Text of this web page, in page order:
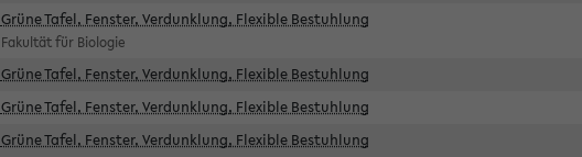
Grüne Tafel, Fenster, Verdunklung, Flexible Bestuhlung
Fakultät für Biologie
Grüne Tafel, Fenster, Verdunklung, Flexible Bestuhlung
Grüne Tafel, Fenster, Verdunklung, Flexible Bestuhlung
Grüne Tafel, Fenster, Verdunklung, Flexible Bestuhlung